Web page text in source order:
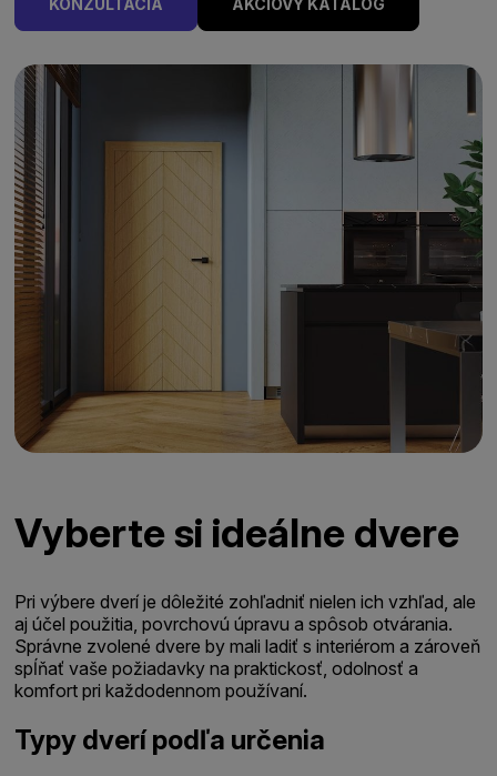
Vyberte si ideálne dvere
Pri výbere dverí je dôležité zohľadniť nielen ich vzhľad, ale
aj účel použitia, povrchovú úpravu a spôsob otvárania.
Správne zvolené dvere by mali ladiť s interiérom a zároveň
spĺňať vaše požiadavky na praktickosť, odolnosť a
komfort pri každodennom používaní.
Typy dverí podľa určenia